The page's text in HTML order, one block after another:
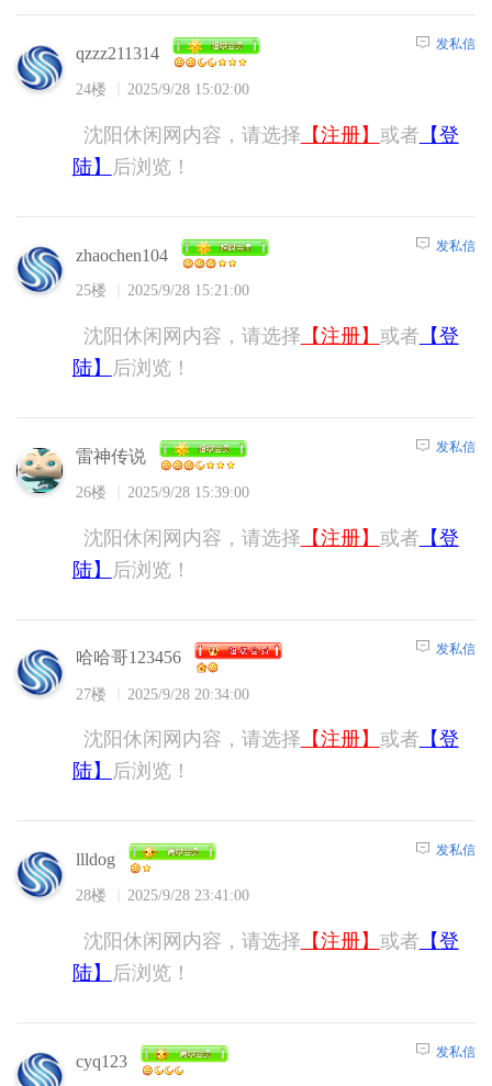
qzzz211314
24楼 2025/9/28 15:02:00
发私信
沈阳休闲网内容，请选择 【注册】 或者 【登
陆】
后浏览！
zhaochen104
25楼 2025/9/28 15:21:00
发私信
沈阳休闲网内容，请选择 【注册】 或者 【登
陆】
后浏览！
雷神传说
26楼 2025/9/28 15:39:00
发私信
沈阳休闲网内容，请选择 【注册】 或者 【登
陆】
后浏览！
哈哈哥123456
27楼 2025/9/28 20:34:00
发私信
沈阳休闲网内容，请选择 【注册】 或者 【登
陆】
后浏览！
llldog
28楼 2025/9/28 23:41:00
发私信
沈阳休闲网内容，请选择 【注册】 或者 【登
陆】
后浏览！
cyq123 发私信